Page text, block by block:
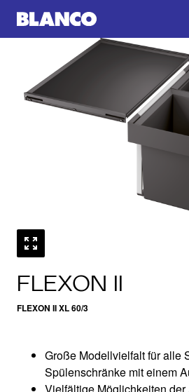
FLEXON II
FLEXON II XL 60/3
Große Modellvielfalt für alle
Spülenschränke mit einem
Vielfältige Möglichkeiten